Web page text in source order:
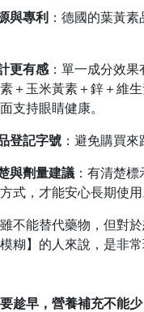
與專利 ：德國的葉黃
更有感 ：單一成分效
＋玉米黃素＋鋅＋維
支持眼睛健康。
登記字號 ：避免購買來
與劑量建議 ：有清楚
式，才能安心長期使用
不能替代藥物，但對
糊】的人來說，是非
趁早，營養補充不能少